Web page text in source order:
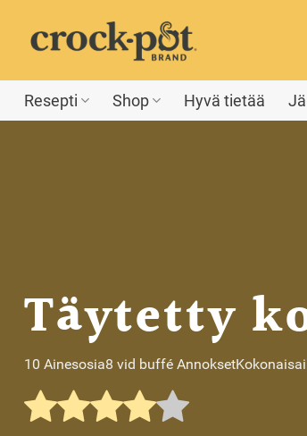
content
Resepti Shop Hyvä tietää
Täytetty
10 Ainesosia8 vid buffé Annokset